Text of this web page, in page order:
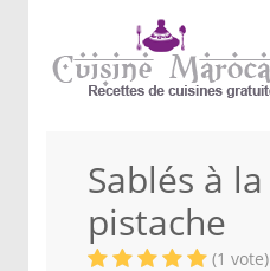
Sablés à la
pistache
(1 vote)